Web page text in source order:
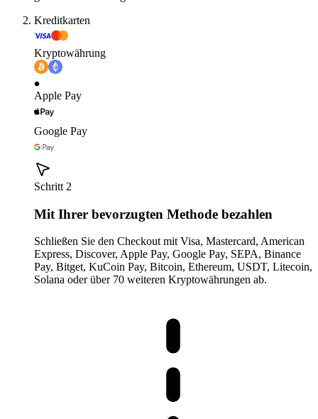
Kreditkarten
Kryptowährung
Apple Pay
Google Pay
Schritt 2
Mit Ihrer bevorzugten Methode bezahlen
Schließen Sie den Checkout mit Visa, Mastercard, American
Express, Discover, Apple Pay, Google Pay, SEPA, Binance
Pay, Bitget, KuCoin Pay, Bitcoin, Ethereum, USDT, Litecoin,
Solana oder über 70 weiteren Kryptowährungen ab.